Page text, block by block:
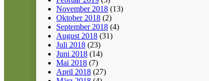
November 2018 (13)
Oktober 2018 (2)
September 2018 (4)
August 2018 (31)
Juli 2018 (23)
Juni 2018 (14)
Mai 2018 (7)
April 2018 (27)